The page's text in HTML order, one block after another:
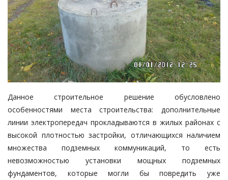
Данное строительное решение обусловлено
особенностями места строительства: дополнительные
линии электропередач прокладываются в жилых районах с
высокой плотностью застройки, отличающихся наличием
множества подземных коммуникаций, то есть
невозможностью установки мощных подземных
фундаментов, которые могли бы повредить уже